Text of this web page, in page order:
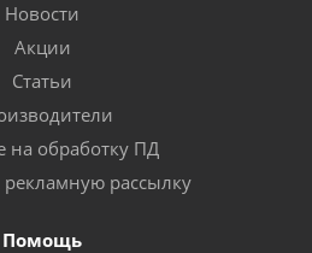
Новости
Акции
Статьи
на обработку ПД
рекламную рассылку
Помощь